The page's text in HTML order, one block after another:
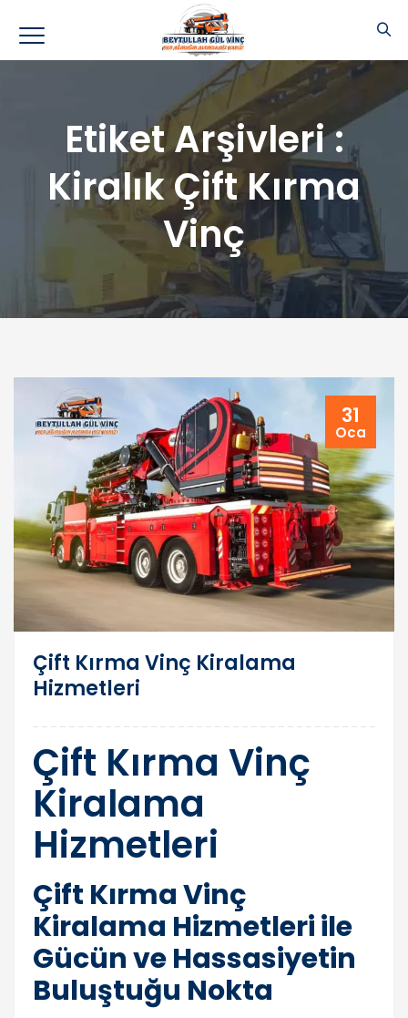
Etiket Arşivleri :
Kiralık Çift Kırma
Vinç
31
Oca
Çift Kırma Vinç Kiralama
Hizmetleri
Çift Kırma Vinç
Kiralama
Hizmetleri
Çift Kırma Vinç
Kiralama Hizmetleri ile
Gücün ve Hassasiyetin
Buluştuğu Nokta